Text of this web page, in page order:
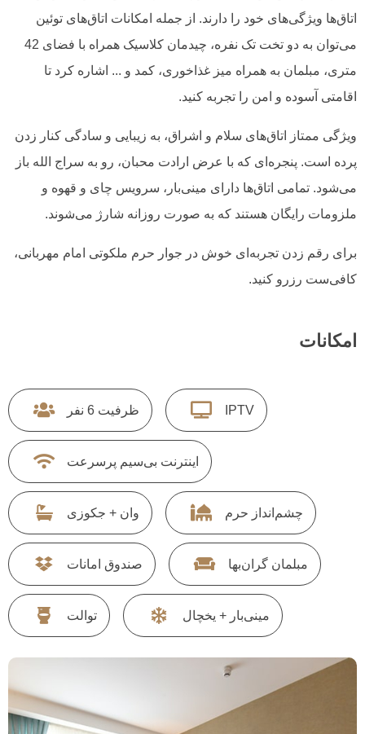
اتاق‌ها ویژگی‌های خود را دارند. از جمله‌ امکانات اتاق‌های توئین
می‌توان به دو تخت تک نفره، چیدمان کلاسیک همراه با فضای 42
متری، مبلمان به همراه میز غذاخوری، کمد و ... اشاره کرد تا
اقامتی آسوده و امن را تجربه کنید.
ویژگی ممتاز اتاق‌های سلام و اشراق، به زیبایی و سادگی کنار زدن
پرده است. پنجره‌ای که با عرض ارادت محبان، رو به سراج الله باز
می‌شود. تمامی اتاق‌ها دارای مینی‌بار، سرویس چای و قهوه و
ملزومات رایگان هستند که به صورت روزانه شارژ می‌شوند.
برای رقم زدن تجربه‌ای خوش در جوار حرم ملکوتی امام مهربانی،
کافی‌ست رزرو کنید.
امکانات
IPTV ظرفیت 6 نفر
اینترنت بی‌سیم پرسرعت
چشم‌انداز حرم وان + جکوزی
مبلمان گران‌بها صندوق امانات
مینی‌بار + یخچال توالت